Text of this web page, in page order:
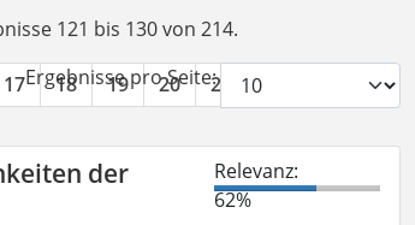
121 bis 130 von 214.
17 18 19 20 21
Ergebnisse pro Seite:
der
Relevanz:
62%